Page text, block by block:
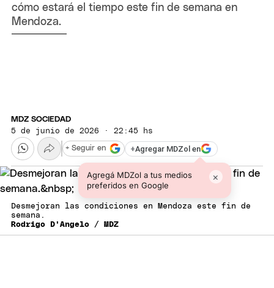
cómo estará el tiempo este fin de semana en
Mendoza.
MDZ SOCIEDAD
5 de junio de 2026 · 22:45 hs
+Agregar MDZol en
Agregá MDZol a tus medios
preferidos en Google
×
+ Seguir en
Desmejoran las condiciones en Mendoza este fin de
semana.
Rodrigo D'Angelo / MDZ